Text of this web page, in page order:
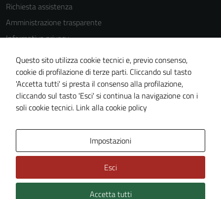
Richiesta assistenza
Amministrazione trasparente
Informativa privacy
Cookie Policy
Note legali
Dichiarazione di accessibilità
Piano di miglioramento del sito
Technical Design s.r.l.
Questo sito utilizza cookie tecnici e, previo consenso,
cookie di profilazione di terze parti. Cliccando sul tasto
'Accetta tutti' si presta il consenso alla profilazione,
cliccando sul tasto 'Esci' si continua la navigazione con i
soli cookie tecnici. Link alla cookie policy
Impostazioni
Esci
Accetta tutti
Tecnici
sono necessari
per il
funzionamento
possono
essere